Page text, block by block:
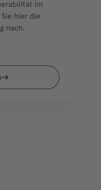
im
hier die
nach.